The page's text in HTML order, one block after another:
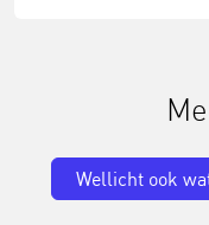
Wellicht ook